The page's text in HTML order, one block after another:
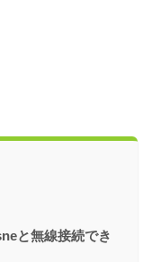
と無線接続でき